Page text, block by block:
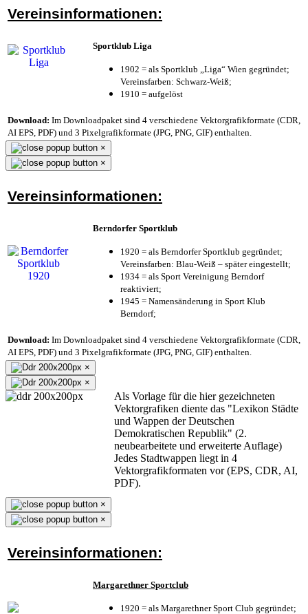
Vereinsinformationen:
Sportklub Liga
1902 = als Sportklub „Liga“ Wien gegründet;
Vereinsfarben: Schwarz-Weiß;
1910 = aufgelöst
Download: Im Downloadpaket sind 4 verschiedene Vektorgrafikformate (CDR,
AI EPS, PDF) und 3 Pixelgrafikformate (JPG, PNG, GIF) enthalten.
×
×
Vereinsinformationen:
Berndorfer Sportklub
1920 = als Berndorfer Sportklub gegründet;
Vereinsfarben: Blau-Weiß – später eingestellt;
1934 = als Sport Vereinigung Berndorf
reaktiviert;
1945 = Namensänderung in Sport Klub
Berndorf;
Download: Im Downloadpaket sind 4 verschiedene Vektorgrafikformate (CDR,
AI EPS, PDF) und 3 Pixelgrafikformate (JPG, PNG, GIF) enthalten.
×
×
Als Vorlage für die hier gezeichneten
Vektorgrafiken diente das "Lexikon Städte
und Wappen der Deutschen
Demokratischen Republik" (2.
neubearbeitete und erweiterte Auflage)
Jedes Stadtwappen liegt in 4
Vektorgrafikformaten vor (EPS, CDR, AI,
PDF).
×
×
Vereinsinformationen:
Margarethner Sportclub
1920 = als Margarethner Sport Club gegründet;